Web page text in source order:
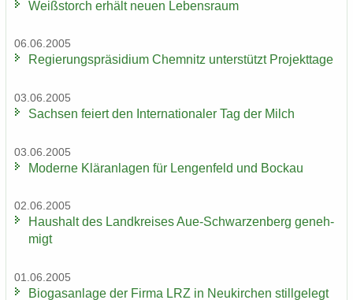
Weiß­storch er­hält neuen Le­bens­raum
06.06.2005
Re­gie­rungs­prä­si­di­um Chem­nitz un­ter­stützt Pro­jekt­ta­ge
03.06.2005
Sach­sen fei­ert den In­ter­na­tio­na­ler Tag der Milch
03.06.2005
Mo­der­ne Klär­an­la­gen für Len­gen­feld und Bo­ckau
02.06.2005
Haus­halt des Land­krei­ses Aue-​Schwarzenberg ge­neh­
migt
01.06.2005
Bio­gas­an­la­ge der Firma LRZ in Neu­kir­chen still­ge­legt